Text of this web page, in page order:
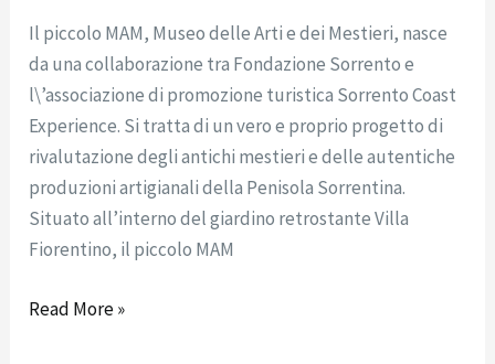
Il piccolo MAM, Museo delle Arti e dei Mestieri, nasce
da una collaborazione tra Fondazione Sorrento e
l\’associazione di promozione turistica Sorrento Coast
Experience. Si tratta di un vero e proprio progetto di
rivalutazione degli antichi mestieri e delle autentiche
produzioni artigianali della Penisola Sorrentina.
Situato all’interno del giardino retrostante Villa
Fiorentino, il piccolo MAM
Read More »